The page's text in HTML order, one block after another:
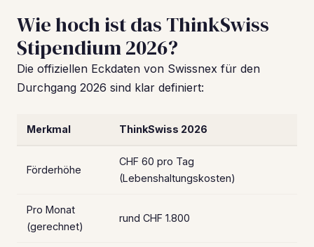
Wie hoch ist das ThinkSwiss
Stipendium 2026?
Die offiziellen Eckdaten von Swissnex für den
Durchgang 2026 sind klar definiert:
Merkmal ThinkSwiss 2026
Förderhöhe
CHF 60 pro Tag
(Lebenshaltungskosten)
Pro Monat
(gerechnet)
rund CHF 1.800